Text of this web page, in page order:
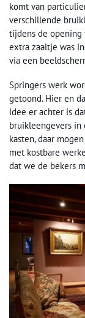
komt van
verschillende
tijdens de opening
extra zaaltje was
via een
Springers werk
getoond. Hier en
idee er achter is
bruikleengevers in
kasten, daar
met kostbare
dat we de bekers